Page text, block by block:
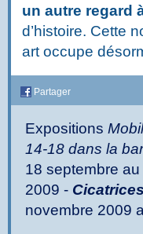
un autre regard
d’histoire. Cette
art occupe
Partager
Expositions
14-18 dans la
18 septembre
2009 -
novembre 2009